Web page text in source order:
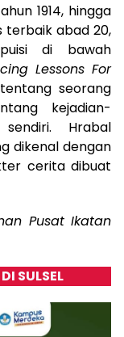
1914, hingga
terbaik abad 20,
di bawah
Lessons For
seorang
kejadian-
Hrabal
dikenal dengan
cerita dibuat
Pusat Ikatan
SULSEL